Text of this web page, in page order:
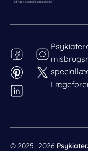
© 2025 -2026
Behandl dit
For at give den bedst
til at gemme eller
samtykke kan
Statistik
Markedsføring